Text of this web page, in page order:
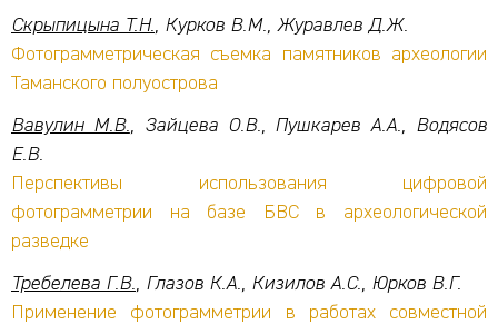
Скрыпицына Т.Н., Курков В.М., Журавлев Д.Ж.
Фотограмметрическая съемка памятников археологии
Таманского полуострова
Вавулин М.В., Зайцева О.В., Пушкарев А.А., Водясов
Е.В.
Перспективы использования цифровой
фотограмметрии на базе БВС в археологической
разведке
Требелева Г.В., Глазов К.А., Кизилов А.С., Юрков В.Г.
Применение фотограмметрии в работах совместной